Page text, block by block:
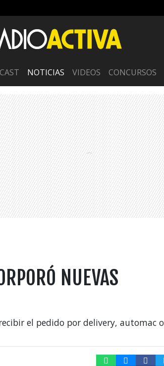
NOTICIAS VIDEOS CONCURSOS
NUEVAS
el pedido por delivery, automac o